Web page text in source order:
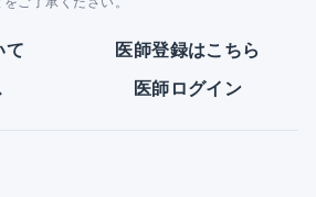
て 医師登録はこちら
医師ログイン